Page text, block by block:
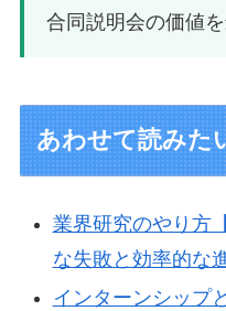
合同説明会の価値
あわせて読みた
業界研究のやり方
な失敗と効率的な
インターンシップ